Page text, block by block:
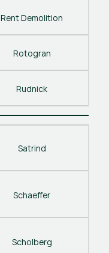
Rent Demolition
Rotogran
Rudnick
Satrind
Schaeffer
Scholberg